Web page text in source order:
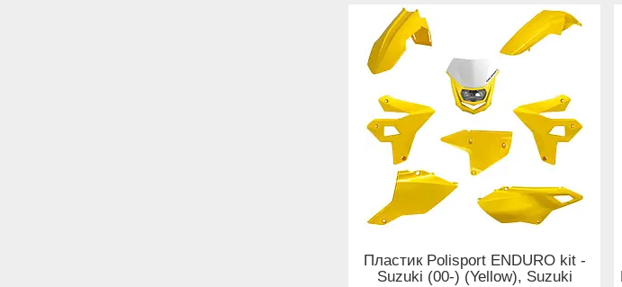
Пластик Polisport ENDURO kit -
Suzuki (00-) (Yellow), Suzuki